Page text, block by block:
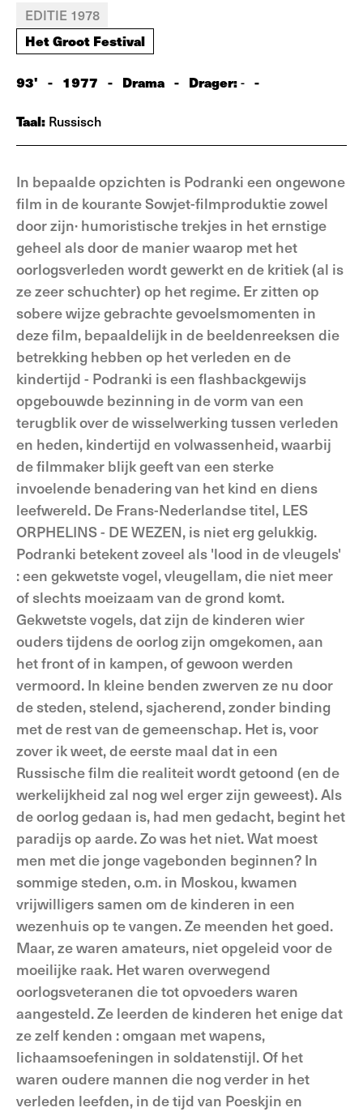
EDITIE 1978
Het Groot Festival
93' - 1977 - Drama - Drager:- -
Taal: Russisch
In bepaalde opzichten is Podranki een ongewone
film in de kourante Sowjet-filmproduktie zowel
door zijn· humoristische trekjes in het ernstige
geheel als door de manier waarop met het
oorlogsverleden wordt gewerkt en de kritiek (al is
ze zeer schuchter) op het regime. Er zitten op
sobere wijze gebrachte gevoelsmomenten in
deze film, bepaaldelijk in de beeldenreeksen die
betrekking hebben op het verleden en de
kindertijd - Podranki is een flashbackgewijs
opgebouwde bezinning in de vorm van een
terugblik over de wisselwerking tussen verleden
en heden, kindertijd en volwassenheid, waarbij
de filmmaker blijk geeft van een sterke
invoelende benadering van het kind en diens
leefwereld. De Frans-Nederlandse titel, LES
ORPHELINS - DE WEZEN, is niet erg gelukkig.
Podranki betekent zoveel als 'lood in de vleugels'
: een gekwetste vogel, vleugellam, die niet meer
of slechts moeizaam van de grond komt.
Gekwetste vogels, dat zijn de kinderen wier
ouders tijdens de oorlog zijn omgekomen, aan
het front of in kampen, of gewoon werden
vermoord. In kleine benden zwerven ze nu door
de steden, stelend, sjacherend, zonder binding
met de rest van de gemeenschap. Het is, voor
zover ik weet, de eerste maal dat in een
Russische film die realiteit wordt getoond (en de
werkelijkheid zal nog wel erger zijn geweest). Als
de oorlog gedaan is, had men gedacht, begint het
paradijs op aarde. Zo was het niet. Wat moest
men met die jonge vagebonden beginnen? In
sommige steden, o.m. in Moskou, kwamen
vrijwilligers samen om de kinderen in een
wezenhuis op te vangen. Ze meenden het goed.
Maar, ze waren amateurs, niet opgeleid voor de
moeilijke raak. Het waren overwegend
oorlogsveteranen die tot opvoeders waren
aangesteld. Ze leerden de kinderen het enige dat
ze zelf kenden : omgaan met wapens,
lichaamsoefeningen in soldatenstijl. Of het
waren oudere mannen die nog verder in het
verleden leefden, in de tijd van Poeskjin en